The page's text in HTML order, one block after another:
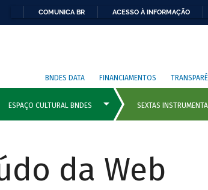
COMUNICA BR ACESSO À INFORMAÇÃO
BNDES DATA FINANCIAMENTOS
da Web